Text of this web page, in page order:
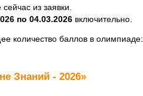
из заявки.
по 04.03.2026 включительно.
количество баллов в олимпиаде:
Знаний - 2026»